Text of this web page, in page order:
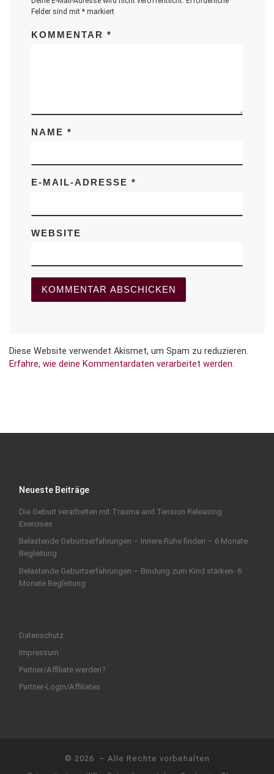
Felder sind mit* markiert
KOMMENTAR*
NAME*
E-MAIL-ADRESSE*
WEBSITE
Diese Website verwendet Akismet, um Spam zu reduzieren.
Erfahre, wie deine Kommentardaten verarbeitet werden.
Neueste Beiträge
Die Geburt verarbeiten mit Trauma and Tension Releasing
Exercises
Belastende Geburtserfahrungen – Innere Ruhe finden – 6 Monate
Begleitung
Belastende Geburtserfahrungen – Bindung zum Kind stärken- 6
Monate Begleitung
Datenschutz
Impressum
Partner/Affiliate werden?
Partner-Login/Affiliates
© 2026 – Alle Rechte vorbehalten